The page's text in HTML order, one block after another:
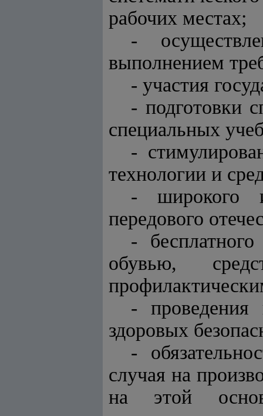
рабочих местах;
-
выполнением
- участия
- подготовки
специальных
-
технологии и
- широкого
передового
-
обувью,
- проведения
здоровых
-
случая на
на этой